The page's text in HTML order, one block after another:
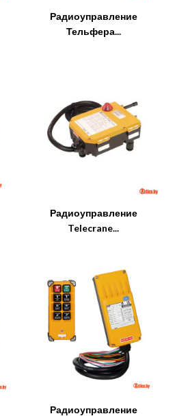
Радиоуправление
Тельфера...
Радиоуправление
Telecrane...
Радиоуправление